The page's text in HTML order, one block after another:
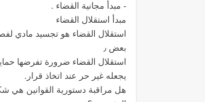
- مبدأ مجانية القضاء .
مبدأ استقلال القضاء
استقلال القضاء هو تجسيد مادي
بعض ٫
استقلال القضاء ضرورة تفرضها
يجعله غير حر عند اتخاذ قرار.
هل مراقبة دستورية القوانين هي